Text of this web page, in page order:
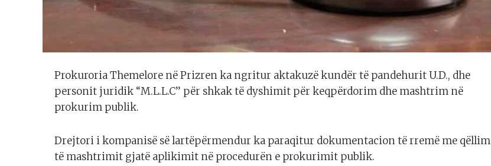
Prokuroria Themelore në Prizren ka ngritur aktakuzë kundër të pandehurit U.D., dhe
personit juridik “M.L.L.C’’ për shkak të dyshimit për keqpërdorim dhe mashtrim në
prokurim publik.
Drejtori i kompanisë së lartëpërmendur ka paraqitur dokumentacion të rremë me qëllim
të mashtrimit gjatë aplikimit në procedurën e prokurimit publik.